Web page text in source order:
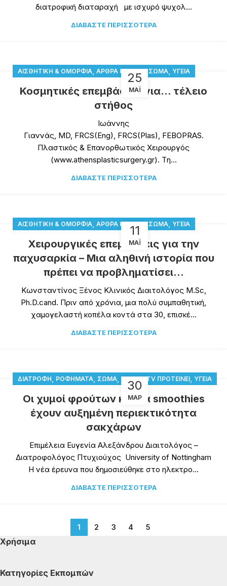
διατροφική διαταραχή με ισχυρό ψυχολ...
ΔΙΑΒΆΣΤΕ ΠΕΡΙΣΣΌΤΕΡΑ
25
ΜΆΙ
ΑΙΣΘΗΤΙΚΉ & ΟΜΟΡΦΙΆ ΆΡΘΡΑ ΚΑΙ ΝΈΑ,ΣΏΜΑ ΥΓΕΊΑ
Κοσμητικές επεμβάσεις για… τέλειο
στήθος
Ιωάννης
Γιαννάς, MD, FRCS(Eng), FRCS(Plas), FEBOPRAS.
Πλαστικός & Επανορθωτικός Χειρουργός
(www.athensplasticsurgery.gr). Tη...
ΔΙΑΒΆΣΤΕ ΠΕΡΙΣΣΌΤΕΡΑ
11
ΜΆΙ
ΑΙΣΘΗΤΙΚΉ & ΟΜΟΡΦΙΆ ΆΡΘΡΑ ΚΑΙ ΝΈΑ,ΣΏΜΑ ΥΓΕΊΑ
Χειρουργικές επεμβάσεις για την
παχυσαρκία – Μια αληθινή ιστορία που
πρέπει να προβληματίσει…
Κωνσταντίνος Ξένος Κλινικός Διαιτολόγος M.Sc,
Ph.D.cand. Πριν από χρόνια, μια πολύ συμπαθητική,
χαμογελαστή κοπέλα κοντά στα 30, επισκέ...
ΔΙΑΒΆΣΤΕ ΠΕΡΙΣΣΌΤΕΡΑ
30
ΜΑΡ
ΔΙΑΤΡΟΦΉ ΡΟΦΉΜΑΤΑ ΣΏΜΑ ΤΟ DIETTV ΠΡΟΤΕΊΝΕΙ ΥΓΕΊΑ
Οι χυμοί φρούτων και τα smoothies
έχουν αυξημένη περιεκτικότητα
σακχάρων
Επιμέλεια Ευγενία Αλεξάνδρου Διαιτολόγος –
Διατροφολόγος Πτυχιούχος University of Nottingham
Η νέα έρευνα που δημοσιεύθηκε στο ηλεκτρο...
ΔΙΑΒΆΣΤΕ ΠΕΡΙΣΣΌΤΕΡΑ
1 2 3 4 5
Χρήσιμα
Κατηγορίες Εκπομπών